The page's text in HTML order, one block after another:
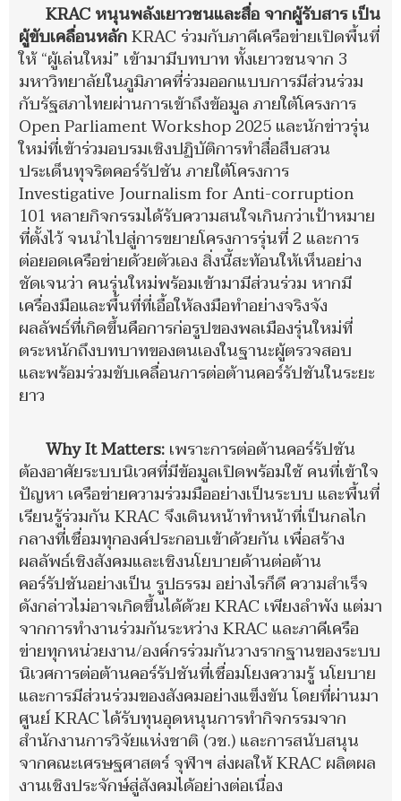
KRAC หนุนพลังเยาวชนและสื่อ จากผู้รับสาร เป็น
ผู้ขับเคลื่อนหลักKRAC ร่วมกับภาคีเครือข่ายเปิดพื้นที่
ให้ “ผู้เล่นใหม่” เข้ามามีบทบาท ทั้งเยาวชนจาก 3
มหาวิทยาลัยในภูมิภาคที่ร่วมออกแบบการมีส่วนร่วม
กับรัฐสภาไทยผ่านการเข้าถึงข้อมูล ภายใต้โครงการ
Open Parliament Workshop 2025 และนักข่าวรุ่น
ใหม่ที่เข้าร่วมอบรมเชิงปฏิบัติการทำสื่อสืบสวน
ประเด็นทุจริตคอร์รัปชัน ภายใต้โครงการ
Investigative Journalism for Anti-corruption
101 หลายกิจกรรมได้รับความสนใจเกินกว่าเป้าหมาย
ที่ตั้งไว้ จนนำไปสู่การขยายโครงการรุ่นที่ 2 และการ
ต่อยอดเครือข่ายด้วยตัวเอง สิ่งนี้สะท้อนให้เห็นอย่าง
ชัดเจนว่า คนรุ่นใหม่พร้อมเข้ามามีส่วนร่วม หากมี
เครื่องมือและพื้นที่ที่เอื้อให้ลงมือทำอย่างจริงจัง
ผลลัพธ์ที่เกิดขึ้นคือการก่อรูปของพลเมืองรุ่นใหม่ที่
ตระหนักถึงบทบาทของตนเองในฐานะผู้ตรวจสอบ
และพร้อมร่วมขับเคลื่อนการต่อต้านคอร์รัปชันในระยะ
ยาว
Why It Matters:เพราะการต่อต้านคอร์รัปชัน
ต้องอาศัยระบบนิเวศที่มีข้อมูลเปิดพร้อมใช้ คนที่เข้าใจ
ปัญหา เครือข่ายความร่วมมืออย่างเป็นระบบ และพื้นที่
เรียนรู้ร่วมกัน KRAC จึงเดินหน้าทำหน้าที่เป็นกลไก
กลางที่เชื่อมทุกองค์ประกอบเข้าด้วยกัน เพื่อสร้าง
ผลลัพธ์เชิงสังคมและเชิงนโยบายด้านต่อต้าน
คอร์รัปชันอย่างเป็น รูปธรรม อย่างไรก็ดี ความสำเร็จ
ดังกล่าวไม่อาจเกิดขึ้นได้ด้วย KRAC เพียงลำพัง แต่มา
จากการทำงานร่วมกันระหว่าง KRAC และภาคีเครือ
ข่ายทุกหน่วยงาน/องค์กรร่วมกันวางรากฐานของระบบ
นิเวศการต่อต้านคอร์รัปชันที่เชื่อมโยงความรู้ นโยบาย
และการมีส่วนร่วมของสังคมอย่างแข็งขัน โดยที่ผ่านมา
ศูนย์ KRAC ได้รับทุนอุดหนุนการทำกิจกรรมจาก
สำนักงานการวิจัยแห่งชาติ (วช.) และการสนับสนุน
จากคณะเศรษฐศาสตร์ จุฬาฯ ส่งผลให้ KRAC ผลิตผล
งานเชิงประจักษ์สู่สังคมได้อย่างต่อเนื่อง